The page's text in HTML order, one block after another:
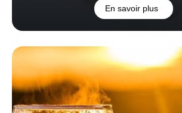
En savoir plus